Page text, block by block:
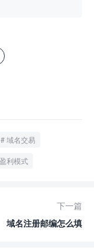
域名交易
盈利模式
下一篇
域名注册邮编怎么填